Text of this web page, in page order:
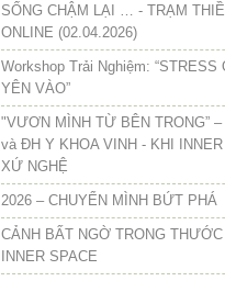
SỐNG CHẬM LẠI … - TRẠM
ONLINE (02.04.2026)
Workshop Trải Nghiệm: “STRESS
YÊN VÀO”
"VƯƠN MÌNH TỪ BÊN TRONG” –
và ĐH Y KHOA VINH - KHI
XỨ NGHỆ
2026 – CHUYỂN MÌNH BỨT PHÁ
CẢNH BẤT NGỜ TRONG
INNER SPACE